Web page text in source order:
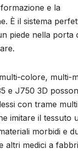
e la
È il sistema
piede nella porta
colore, multi-
e J750 3D
con trame
imitare il tessuto
morbidi e
altri medici a